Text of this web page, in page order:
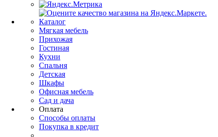
Каталог
Мягкая мебель
Прихожая
Гостиная
Кухни
Спальня
Детская
Шкафы
Офисная мебель
Сад и дача
Оплата
Способы оплаты
Покупка в кредит